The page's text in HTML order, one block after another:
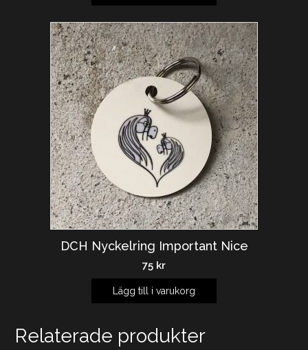
DCH Nyckelring Important Nice
75 kr
Lägg till i varukorg
Relaterade produkter